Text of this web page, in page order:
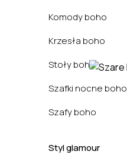
Komody boho
Krzesła boho
Stoły boho
Szafki nocne boho
Szafy boho
Styl glamour